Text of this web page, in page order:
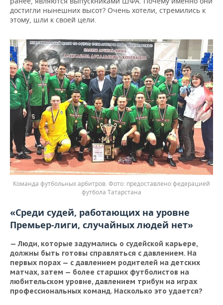
достигли нынешних высот? Очень хотели, стремились к
этому, шли к своей цели.
Команда футбольных арбитров.
предоставлено федерацией
футбола Татарстана
«Среди судей, работающих на уровне
Премьер-лиги, случайных людей нет»
— Люди, которые задумались о судейской карьере,
должны быть готовы справляться с давлением. На
первых порах — с давлением родителей на детских
матчах, затем — более старших футболистов на
любительском уровне, давлением трибун на играх
профессиональных команд. Насколько это удается?